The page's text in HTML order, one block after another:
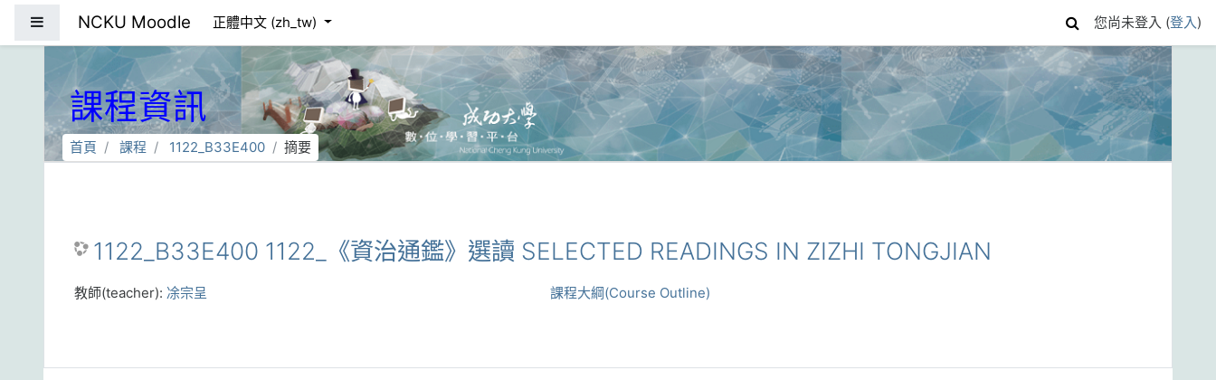
NCKU Moodle 正體中文 ‎(zh_tw)‎ 您尚未登入 (登入)
課程資訊
首頁 課程 1122_B33E400 摘要
1122_B33E400 1122_《資治通鑑》選讀 SELECTED READINGS IN ZIZHI TONGJIAN
課程大綱(Course Outline)
教師(teacher): 凃宗呈